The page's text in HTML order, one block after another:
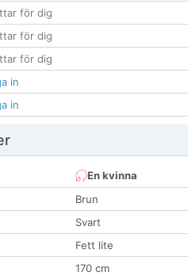
för dig
för dig
för dig
in
in
En kvinna
Brun
Svart
Fett lite
170 cm